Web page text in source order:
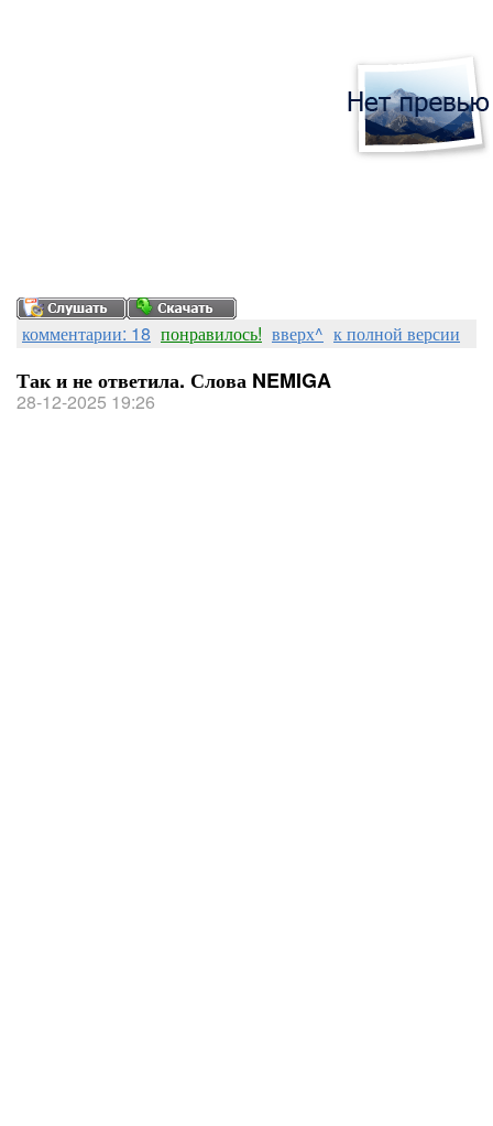
комментарии: 18 понравилось! вверх^ к полной версии
Так и не ответила. Слова NEMIGA
28-12-2025 19:26